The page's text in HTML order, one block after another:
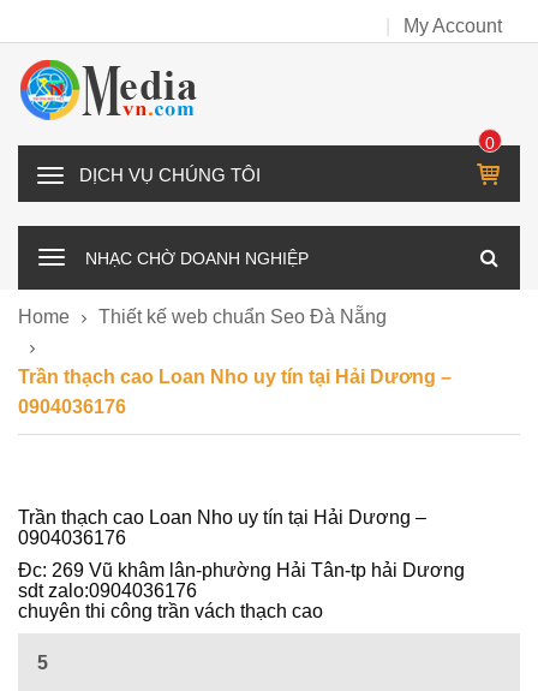
My Account
D
H
T
Ô
I
0
IT
M
NHẠC CHỜ DOANH NGHIỆP
Home Thiết kế web chuẩn Seo Đà Nẵng
Trần thạch cao Loan Nho uy tín tại Hải Dương –
0904036176
Trần thạch cao Loan Nho uy tín tại Hải Dương –
0904036176
Đc: 269 Vũ khâm lân-phường Hải Tân-tp hải Dương
sdt zalo:0904036176
chuyên thi công trần vách thạch cao
5